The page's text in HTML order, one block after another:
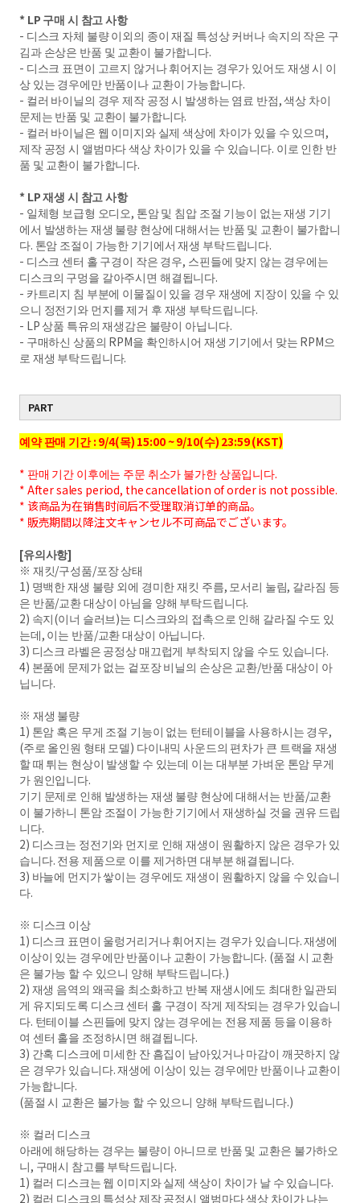
* LP 구매 시 참고 사항
- 디스크 자체 불량 이외의 종이 재질 특성상 커버나 속지의 작은 구
김과 손상은 반품 및 교환이 불가합니다.
- 디스크 표면이 고르지 않거나 휘어지는 경우가 있어도 재생 시 이
상 있는 경우에만 반품이나 교환이 가능합니다.
- 컬러 바이닐의 경우 제작 공정 시 발생하는 염료 반점, 색상 차이
문제는 반품 및 교환이 불가합니다.
- 컬러 바이닐은 웹 이미지와 실제 색상에 차이가 있을 수 있으며,
제작 공정 시 앨범마다 색상 차이가 있을 수 있습니다. 이로 인한 반
품 및 교환이 불가합니다.
* LP 재생 시 참고 사항
- 일체형 보급형 오디오, 톤암 및 침압 조절 기능이 없는 재생 기기
에서 발생하는 재생 불량 현상에 대해서는 반품 및 교환이 불가합니
다. 톤암 조절이 가능한 기기에서 재생 부탁드립니다.
- 디스크 센터 홀 구경이 작은 경우, 스핀들에 맞지 않는 경우에는
디스크의 구멍을 갈아주시면 해결됩니다.
- 카트리지 침 부분에 이물질이 있을 경우 재생에 지장이 있을 수 있
으니 정전기와 먼지를 제거 후 재생 부탁드립니다.
- LP 상품 특유의 재생감은 불량이 아닙니다.
- 구매하신 상품의 RPM을 확인하시어 재생 기기에서 맞는 RPM으
로 재생 부탁드립니다.
PART
예약 판매 기간 : 9/4(목) 15:00 ~ 9/10(수) 23:59 (KST)
* 판매 기간 이후에는 주문 취소가 불가한 상품입니다.
* After sales period, the cancellation of order is not possible.
* 该商品为在销售时间后不受理取消订单的商品。
* 販売期間以降注文キャンセル不可商品でございます。
[유의사항]
※ 재킷/구성품/포장 상태
1) 명백한 재생 불량 외에 경미한 재킷 주름, 모서리 눌림, 갈라짐 등
은 반품/교환 대상이 아님을 양해 부탁드립니다.
2) 속지(이너 슬러브)는 디스크와의 접촉으로 인해 갈라질 수도 있
는데, 이는 반품/교환 대상이 아닙니다.
3) 디스크 라벨은 공정상 매끄럽게 부착되지 않을 수도 있습니다.
4) 본품에 문제가 없는 겉포장 비닐의 손상은 교환/반품 대상이 아
닙니다.
※ 재생 불량
1) 톤암 혹은 무게 조절 기능이 없는 턴테이블을 사용하시는 경우,
(주로 올인원 형태 모델) 다이내믹 사운드의 편차가 큰 트랙을 재생
할 때 튀는 현상이 발생할 수 있는데 이는 대부분 가벼운 톤암 무게
가 원인입니다.
기기 문제로 인해 발생하는 재생 불량 현상에 대해서는 반품/교환
이 불가하니 톤암 조절이 가능한 기기에서 재생하실 것을 권유 드립
니다.
2) 디스크는 정전기와 먼지로 인해 재생이 원활하지 않은 경우가 있
습니다. 전용 제품으로 이를 제거하면 대부분 해결됩니다.
3) 바늘에 먼지가 쌓이는 경우에도 재생이 원활하지 않을 수 있습니
다.
※ 디스크 이상
1) 디스크 표면이 울렁거리거나 휘어지는 경우가 있습니다. 재생에
이상이 있는 경우에만 반품이나 교환이 가능합니다. (품절 시 교환
은 불가능 할 수 있으니 양해 부탁드립니다.)
2) 재생 음역의 왜곡을 최소화하고 반복 재생시에도 최대한 일관되
게 유지되도록 디스크 센터 홀 구경이 작게 제작되는 경우가 있습니
다. 턴테이블 스핀들에 맞지 않는 경우에는 전용 제품 등을 이용하
여 센터 홀을 조정하시면 해결됩니다.
3) 간혹 디스크에 미세한 잔 흠집이 남아있거나 마감이 깨끗하지 않
은 경우가 있습니다. 재생에 이상이 있는 경우에만 반품이나 교환이
가능합니다.
(품절 시 교환은 불가능 할 수 있으니 양해 부탁드립니다.)
※ 컬러 디스크
아래에 해당하는 경우는 불량이 아니므로 반품 및 교환은 불가하오
니, 구매시 참고를 부탁드립니다.
1) 컬러 디스크는 웹 이미지와 실제 색상이 차이가 날 수 있습니다.
2) 컬러 디스크의 특성상 제작 공정시 앨범마다 색상 차이가 나는